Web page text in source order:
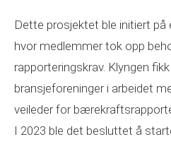
Dette prosjektet ble initiert på
hvor medlemmer tok opp
rapporteringskrav. Klyngen
bransjeforeninger i arbeidet
veileder for
I 2023 ble det besluttet å